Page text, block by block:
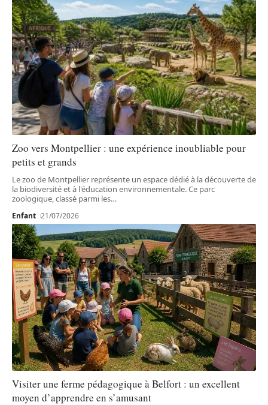
Zoo vers Montpellier : une expérience inoubliable pour
petits et grands
Le zoo de Montpellier représente un espace dédié à la découverte de
la biodiversité et à l'éducation environnementale. Ce parc
zoologique, classé parmi les…
Enfant 21/07/2026
Visiter une ferme pédagogique à Belfort : un excellent
moyen d’apprendre en s’amusant